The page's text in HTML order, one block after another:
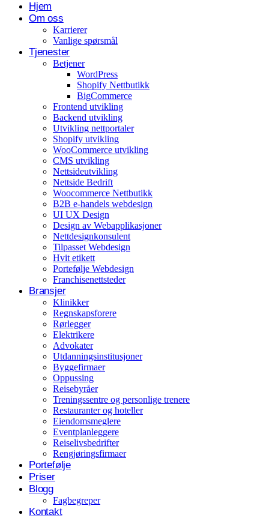
Hjem
Om oss
Karrierer
Vanlige spørsmål
Tjenester
Betjener
WordPress
Shopify Nettbutikk
BigCommerce
Frontend utvikling
Backend utvikling
Utvikling nettportaler
Shopify utvikling
WooCommerce utvikling
CMS utvikling
Nettsideutvikling
Nettside Bedrift
Woocommerce Nettbutikk
B2B e-handels webdesign
UI UX Design
Design av Webapplikasjoner
Nettdesignkonsulent
Tilpasset Webdesign
Hvit etikett
Portefølje Webdesign
Franchisenettsteder
Bransjer
Klinikker
Regnskapsforere
Rørlegger
Elektrikere
Advokater
Utdanningsinstitusjoner
Byggefirmaer
Oppussing
Reisebyråer
Treningssentre og personlige trenere
Restauranter og hoteller
Eiendomsmeglere
Eventplanleggere
Reiselivsbedrifter
Rengjøringsfirmaer
Portefølje
Priser
Blogg
Fagbegreper
Kontakt
Arrangementer og opplevelser
Eventplanleggere